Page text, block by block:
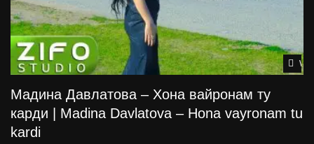
Мадина Давлатова – Хона вайронам ту
карди | Madina Davlatova – Hona vayronam tu
kardi